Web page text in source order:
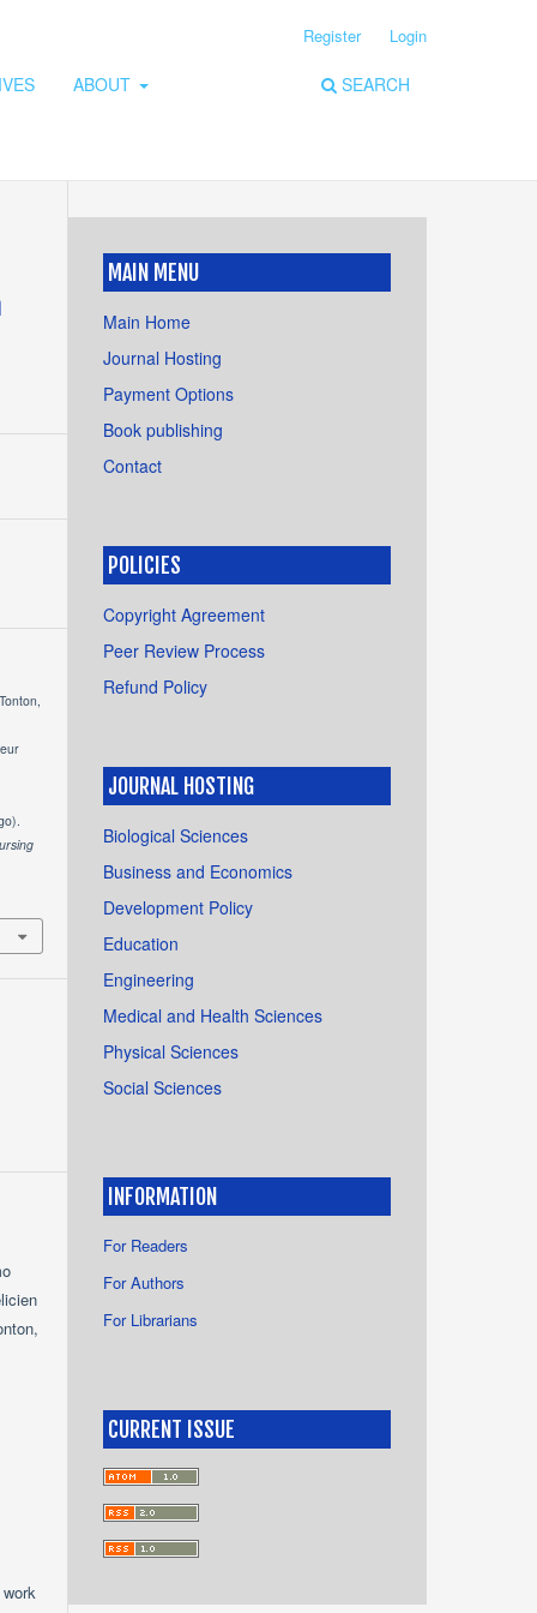
ABOUT SEARCH
Register Login
MAIN MENU
Main Home
Journal Hosting
Payment Options
Book publishing
Contact
POLICIES
Copyright Agreement
Peer Review Process
Refund Policy
JOURNAL HOSTING
Biological Sciences
Business and Economics
Development Policy
Education
Engineering
Medical and Health Sciences
Physical Sciences
Social Sciences
INFORMATION
For Readers
For Authors
For Librarians
CURRENT ISSUE